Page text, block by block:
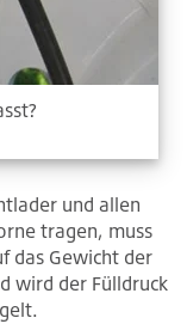
und allen
tragen, muss
das Gewicht der
wird der Fülldruck